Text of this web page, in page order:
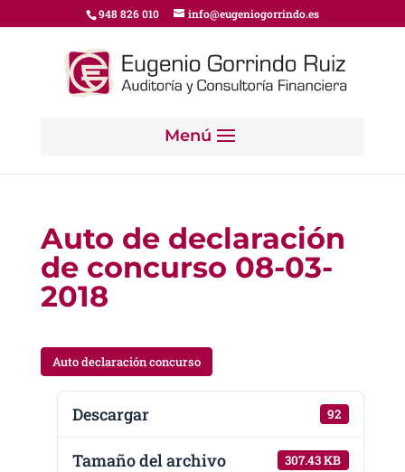
948 826 010 info@eugeniogorrindo.es
Auto de declaración
de concurso 08-03-
2018
Auto declaración concurso
Descargar 92
Tamaño del archivo 307.43 KB